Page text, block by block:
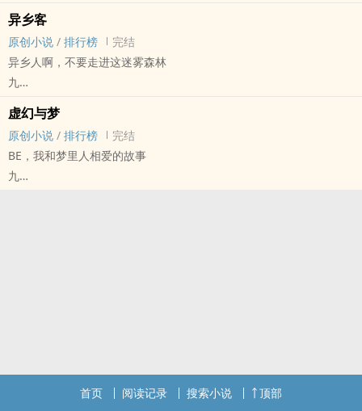
原创小说 - BL - 短篇 - 完结
HE - 小甜饼 - 日常 - ‎1‍‎‎v‍1‌‌‎
黑历史，当时匆匆写完，很多细节没磨到位
马甲就不脱了，随便看看x
异乡客
原创小说 / 排行榜
完结
异乡人啊，不要走进这迷雾森林
九
奇幻
意外闯入迷雾森林者皆为异乡人。
而异乡人将永远出不去迷雾森林。
灵感来源：枕边童话，异乡人主题的作业
虚幻与梦
原创小说 / 排行榜
完结
BE，我和梦里人相爱的故事
九
首页 阅读记录 搜索小说 顶部